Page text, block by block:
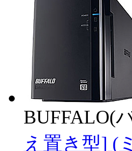
BUFFALO(
え置き型] (